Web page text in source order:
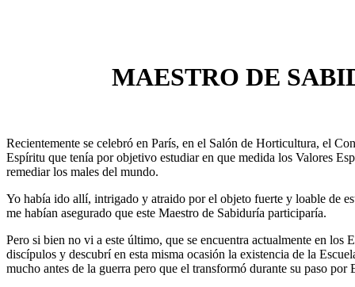
MAESTRO DE
Recientemente se celebró en París, en el Salón de Horticultura, el
Espíritu que tenía por objetivo estudiar en que medida los Valores
remediar los males del mundo.
Yo había ido allí, intrigado y atraido por el objeto fuerte y loable de
me habían asegurado que este Maestro de Sabiduría participaría.
Pero si bien no vi a este último, que se encuentra actualmente en los
discípulos y descubrí en esta misma ocasión la existencia de la
mucho antes de la guerra pero que el transformó durante su paso por